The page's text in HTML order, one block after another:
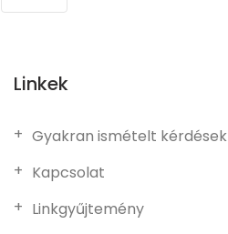
Linkek
Gyakran ismételt kérdések
Kapcsolat
Linkgyűjtemény